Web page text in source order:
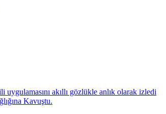
akıllı gözlükle anlık olarak izledi
Kavuştu.